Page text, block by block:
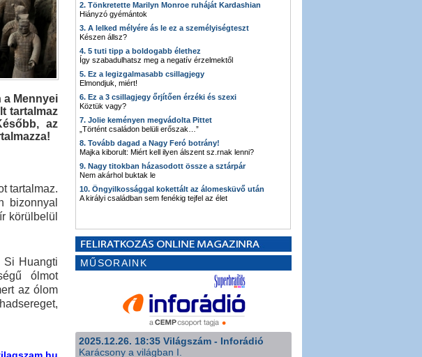
a Mennyei
tartalmaz
az
tartalmaz.
bizonnyal
körülbelül
Si Huangti
ólmot
az ólom
2. Tönkretette Marilyn Monroe ruháját Kardashian
Hiányzó gyémántok
3. A lelked mélyére ás le ez a személyiségteszt
Készen állsz?
4. 5 tuti tipp a boldogabb élethez
Így szabadulhatsz meg a negatív érzelmektől
5. Ez a legizgalmasabb csillagjegy
Elmondjuk, miért!
6. Ez a 3 csillagjegy őrjítően érzéki és szexi
Köztük vagy?
7. Jolie keményen megvádolta Pittet
„Történt családon belüli erőszak…”
8. Tovább dagad a Nagy Feró botrány!
Majka kiborult: Miért kell ilyen álszent sz.rnak lenni?
9. Nagy titokban házasodott össze a sztárpár
Nem akárhol buktak le
10. Öngyilkossággal kokettált az álomesküvő után
A királyi családban sem fenékig tejfel az élet
MŰSORAINK
2025.12.26. 18:35 Világszám - Inforádió
Karácsony a világban I.